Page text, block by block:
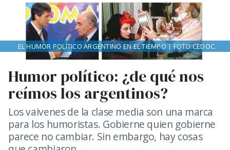
Humor político: ¿de qué nos
reímos los argentinos?
Los vaivenes de la clase media son una marca
para los humoristas. Gobierne quien gobierne
parece no cambiar. Sin embargo, hay cosas
EL HUMOR POLÍTICO ARGENTINO EN EL TIEMPO | FOTO:CEDOC.